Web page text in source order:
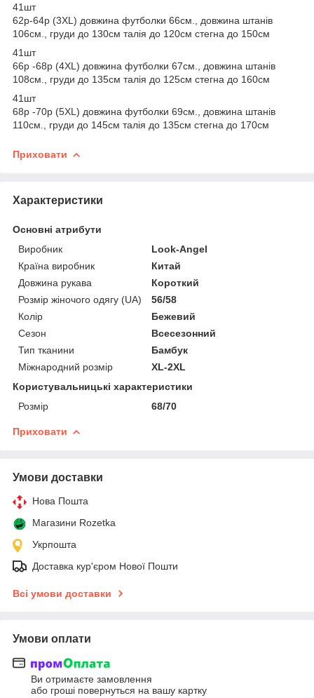
41шт
62р-64р (3XL) довжина футболки 66см., довжина штанів
106см., груди до 130см талія до 120см стегна до 150см
41шт
66р -68р (4XL) довжина футболки 67см., довжина штанів
108см., груди до 135см талія до 125см стегна до 160см
41шт
68р -70р (5XL) довжина футболки 69см., довжина штанів
110см., груди до 145см талія до 135см стегна до 170см
Приховати
Характеристики
Основні атрибути
Виробник
Look-Angel
Країна виробник
Китай
Довжина рукава
Короткий
Розмір жіночого одягу (UA)
56/58
Колір
Бежевий
Сезон
Всесезонний
Тип тканини
Бамбук
Міжнародний розмір
XL-2XL
Користувальницькі характеристики
Розмір
68/70
Приховати
Умови доставки
Нова Пошта
Магазини Rozetka
Укрпошта
Доставка кур'єром Нової Пошти
Всі умови доставки
Умови оплати
Ви отримаєте замовлення
або гроші повернуться на вашу картку